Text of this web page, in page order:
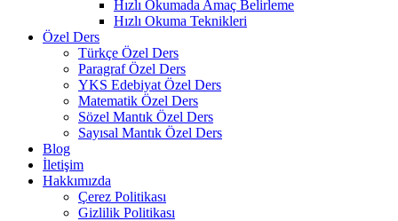
Hızlı Okumada Amaç Belirleme
Hızlı Okuma Teknikleri
Özel Ders
Türkçe Özel Ders
Paragraf Özel Ders
YKS Edebiyat Özel Ders
Matematik Özel Ders
Sözel Mantık Özel Ders
Sayısal Mantık Özel Ders
Blog
İletişim
Hakkımızda
Çerez Politikası
Gizlilik Politikası